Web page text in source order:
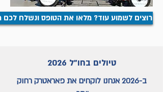
רוצים לשמוע עוד? מלאו את הטופס ונשלח
טיולים בחו"ל 2026
ב-2026 אנחנו לוקחים את פאראטרק רחוק